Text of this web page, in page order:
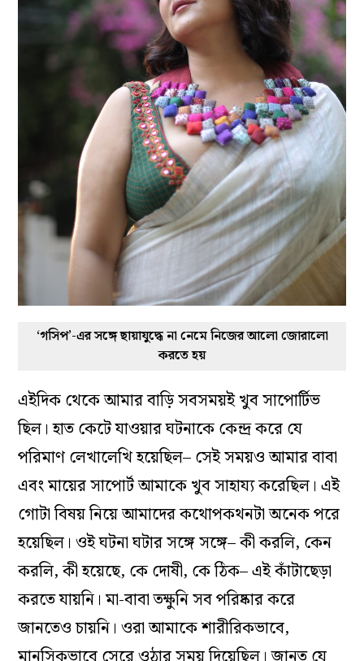
‘গসিপ’-এর সঙ্গে ছায়াযুদ্ধে না নেমে নিজের আলো জোরালো
করতে হয়
এইদিক থেকে আমার বাড়ি সবসময়ই খুব সাপোর্টিভ
ছিল। হাত কেটে যাওয়ার ঘটনাকে কেন্দ্র করে যে
পরিমাণ লেখালেখি হয়েছিল– সেই সময়ও আমার বাবা
এবং মায়ের সাপোর্ট আমাকে খুব সাহায্য করেছিল। এই
গোটা বিষয় নিয়ে আমাদের কথোপকথনটা অনেক পরে
হয়েছিল। ওই ঘটনা ঘটার সঙ্গে সঙ্গে– কী করলি, কেন
করলি, কী হয়েছে, কে দোষী, কে ঠিক– এই কাঁটাছেড়া
করতে যায়নি। মা-বাবা তক্ষুনি সব পরিষ্কার করে
জানতেও চায়নি। ওরা আমাকে শারীরিকভাবে,